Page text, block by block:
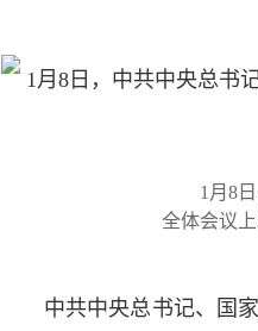
1月8日，
全体会议上
中共中央总书记、国家